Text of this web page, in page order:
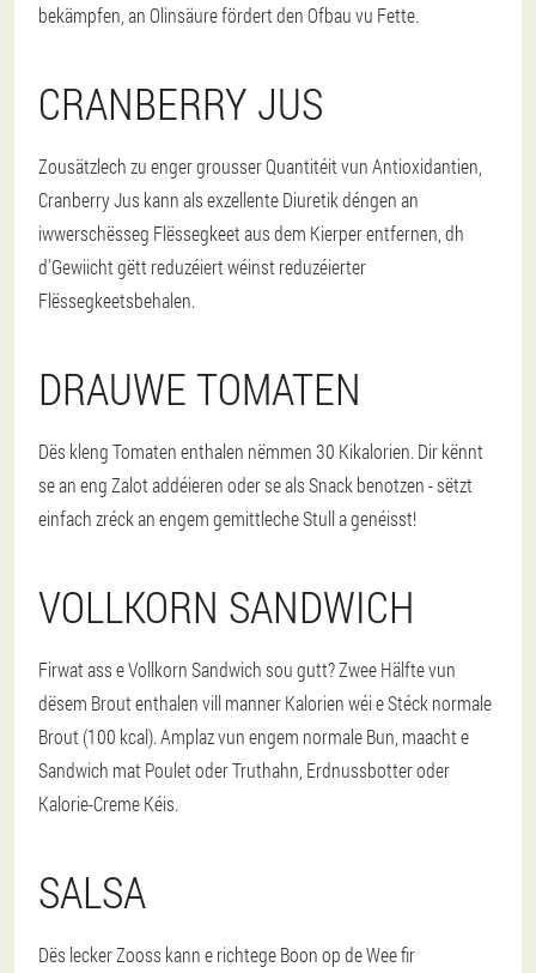
bekämpfen, an Olinsäure fördert den Ofbau vu Fette.
CRANBERRY JUS
Zousätzlech zu enger grousser Quantitéit vun Antioxidantien,
Cranberry Jus kann als exzellente Diuretik déngen an
iwwerschësseg Flëssegkeet aus dem Kierper entfernen, dh
d'Gewiicht gëtt reduzéiert wéinst reduzéierter
Flëssegkeetsbehalen.
DRAUWE TOMATEN
Dës kleng Tomaten enthalen nëmmen 30 Kikalorien. Dir kënnt
se an eng Zalot addéieren oder se als Snack benotzen - sëtzt
einfach zréck an engem gemittleche Stull a genéisst!
VOLLKORN SANDWICH
Firwat ass e Vollkorn Sandwich sou gutt? Zwee Hälfte vun
dësem Brout enthalen vill manner Kalorien wéi e Stéck normale
Brout (100 kcal). Amplaz vun engem normale Bun, maacht e
Sandwich mat Poulet oder Truthahn, Erdnussbotter oder
Kalorie-Creme Kéis.
SALSA
Dës lecker Zooss kann e richtege Boon op de Wee fir